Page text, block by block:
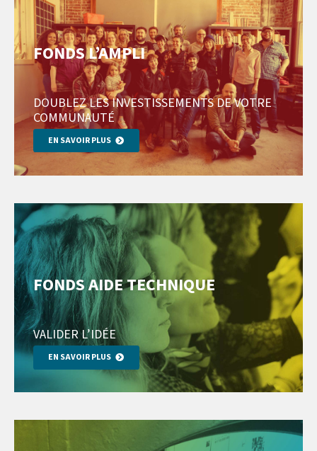
FONDS L’AMPLI
DOUBLEZ LES INVESTISSEMENTS DE VOTRE
COMMUNAUTÉ
EN SAVOIR PLUS
FONDS AIDE TECHNIQUE
VALIDER L’IDÉE
EN SAVOIR PLUS